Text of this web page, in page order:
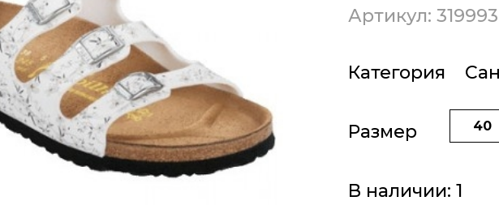
Артикул: 319993
Категория
Размер 40
В наличии: 1